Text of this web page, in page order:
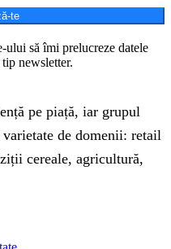
te
ului să îmi prelucreze datele
newsletter.
pe piață, iar grupul
de domenii: retail
cereale, agricultură,